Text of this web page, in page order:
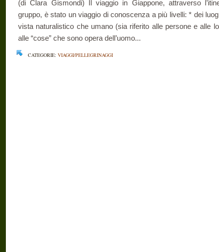
(di Clara Gismondi) Il viaggio in Giappone, attraverso
gruppo, è stato un viaggio di conoscenza a più livelli: * dei
vista naturalistico che umano (sia riferito alle persone e alle
alle “cose” che sono opera dell’uomo...
CATEGORIE: VIAGGI/PELLEGRINAGGI